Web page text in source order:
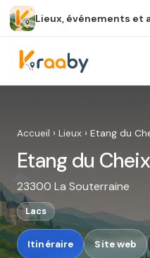
Lieux, événements et
spot dans
Accueil › Lieux › Etang du
Etang du Cheix
23300 La Souterraine
Lacs
Itinéraire Site web